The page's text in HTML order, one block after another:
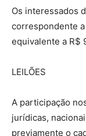
Os interessados
correspondente
equivalente a R$
LEILÕES
A participação
jurídicas,
previamente o